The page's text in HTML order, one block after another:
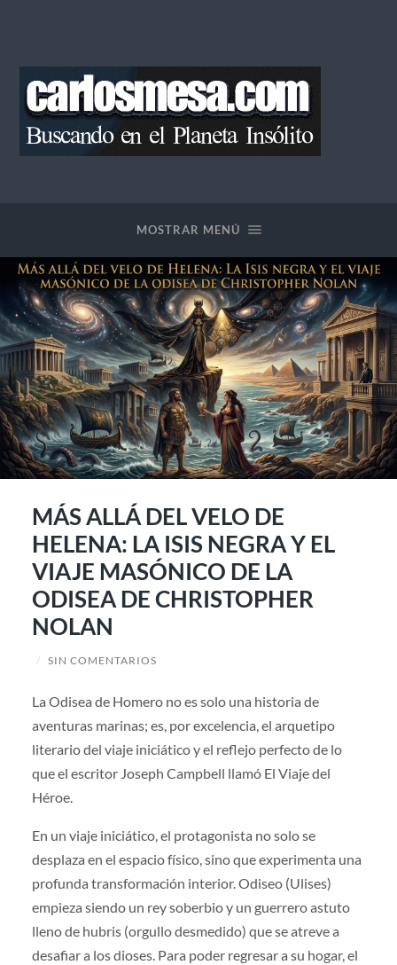
MOSTRAR MENÚ
MÁS ALLÁ DEL VELO DE
HELENA: LA ISIS NEGRA Y EL
VIAJE MASÓNICO DE LA
ODISEA DE CHRISTOPHER
NOLAN
/ SIN COMENTARIOS
La Odisea de Homero no es solo una historia de
aventuras marinas; es, por excelencia, el arquetipo
literario del viaje iniciático y el reflejo perfecto de lo
que el escritor Joseph Campbell llamó El Viaje del
Héroe.
En un viaje iniciático, el protagonista no solo se
desplaza en el espacio físico, sino que experimenta una
profunda transformación interior. Odiseo (Ulises)
empieza siendo un rey soberbio y un guerrero astuto
lleno de hubris (orgullo desmedido) que se atreve a
desafiar a los dioses. Para poder regresar a su hogar, el